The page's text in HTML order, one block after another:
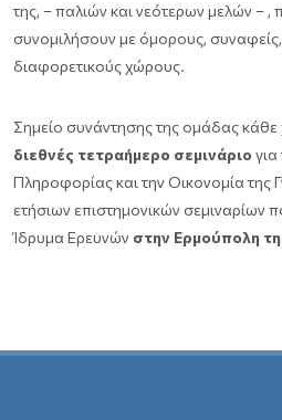
της, – παλιών και νεότερων μελών – ,
συνομιλήσουν με όμορους, συναφείς,
διαφορετικούς χώρους.
Σημείο συνάντησης της ομάδας κάθε
διεθνές τετραήμερο σεμινάριο
Πληροφορίας και την Οικονομία της
ετήσιων επιστημονικών σεμιναρίων
Ίδρυμα Ερευνών στην Ερμούπολη